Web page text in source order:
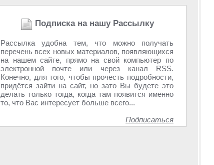
Подписка на нашу Рассылку
Рассылка удобна тем, что можно получать
перечень всех новых материалов, появляющихся
на нашем сайте, прямо на свой компьютер по
электронной почте или через канал RSS.
Конечно, для того, чтобы прочесть подробности,
придётся зайти на сайт, но зато Вы будете это
делать только тогда, когда там появится именно
то, что Вас интересует больше всего...
Подписаться